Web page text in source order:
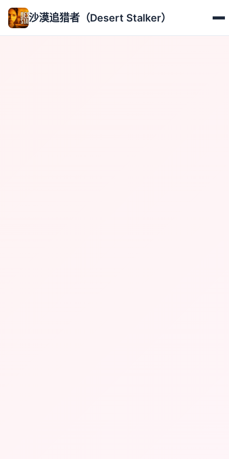
沙漠追猎者（Desert Stalker）